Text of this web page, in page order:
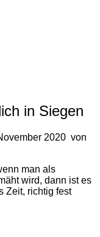
in Siegen
2020 von
man als
wird, dann ist es
Zeit, richtig fest